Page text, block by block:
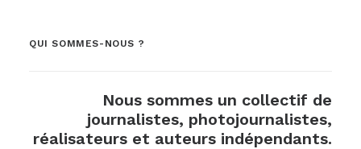
QUI SOMMES-NOUS ?
Nous sommes un collectif de
journalistes, photojournalistes,
réalisateurs et auteurs indépendants.